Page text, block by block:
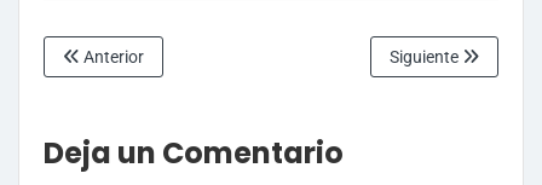
Anterior Siguiente
Deja un Comentario